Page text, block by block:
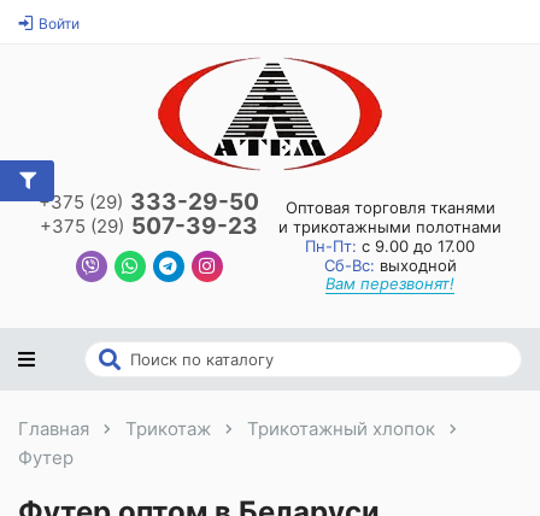
Войти
+375 (29) 333-29-50
+375 (29) 507-39-23
Оптовая торговля тканями
и трикотажными полотнами
Пн-Пт: с 9.00 до 17.00
Сб-Вс: выходной
Вам перезвонят!
Главная Трикотаж
Трикотажный хлопок
Футер